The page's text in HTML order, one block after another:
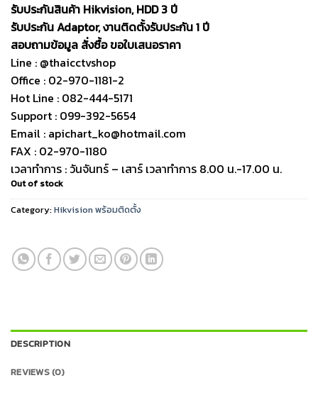
รับประกันสินค้า Hikvision, HDD 3 ปี
รับประกัน Adaptor, งานติดตั้งรับประกัน 1 ปี
สอบถามข้อมูล สั่งซื้อ ขอใบเสนอราคา
Line : @thaicctvshop
Office : 02-970-1181-2
Hot Line : 082-444-5171
Support : 099-392-5654
Email : apichart_ko@hotmail.com
FAX : 02-970-1180
เวลาทำการ : วันจันทร์ – เสาร์ เวลาทำการ 8.00 น.-17.00 น.
Out of stock
Category:Hikvision พร้อมติดตั้ง
DESCRIPTION
REVIEWS (0)